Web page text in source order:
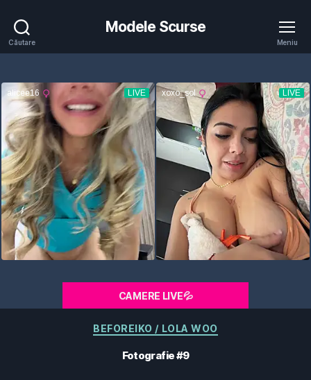
Căutare
Modele Scurse
Meniu
CAMERE LIVE💦
Categorii
BEFOREIKO / LOLA WOO
Fotografie #9